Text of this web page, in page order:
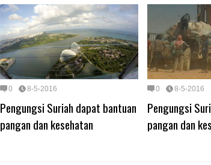
0 8-5-2016
Pengungsi Suriah dapat bantuan
pangan dan kesehatan
0 8-5-2016
Pengungsi
pangan dan